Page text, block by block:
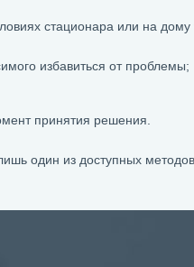
стационара или на
избавиться от проблемы;
принятия решения.
один из доступных